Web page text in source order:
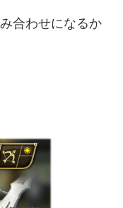
合わせになるか